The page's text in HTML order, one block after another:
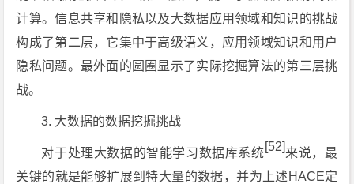
计算。信息共享和隐私以及大数据应用领域和知识的挑战
构成了第二层，它集中于高级语义，应用领域知识和用户
隐私问题。最外面的圆圈显示了实际挖掘算法的第三层挑
战。
3. 大数据的数据挖掘挑战
对于处理大数据的智能学习数据库系统[52]来说，最
关键的就是能够扩展到特大量的数据，并为上述HACE定